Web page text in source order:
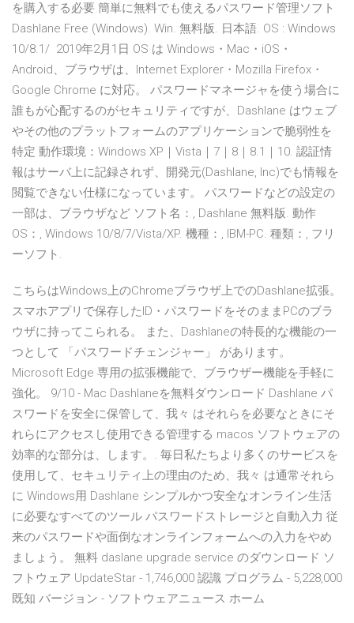
を購入する必要 簡単に無料でも使えるパスワード管理ソフト
Dashlane Free (Windows). Win. 無料版. 日本語. OS : Windows
10/8.1/ 2019年2月1日 OS は Windows・Mac・iOS・
Android、ブラウザは、Internet Explorer・Mozilla Firefox・
Google Chrome に対応。 パスワードマネージャを使う場合に
誰もが心配するのがセキュリティですが、Dashlane はウェブ
やその他のプラットフォームのアプリケーションで脆弱性を
特定 動作環境：Windows XP｜Vista｜7｜8｜8.1｜10. 認証情
報はサーバ上に記録されず、開発元(Dashlane, Inc)でも情報を
閲覧できない仕様になっています。 パスワードなどの設定の
一部は、ブラウザなど ソフト名：, Dashlane 無料版. 動作
OS：, Windows 10/8/7/Vista/XP. 機種：, IBM-PC. 種類：, フリ
ーソフト.
こちらはWindows上のChromeブラウザ上でのDashlane拡張。
スマホアプリで保存したID・パスワードをそのままPCのブラ
ウザに持ってこられる。 また、Dashlaneの特長的な機能の一
つとして 「パスワードチェンジャー」 があります。
Microsoft Edge 専用の拡張機能で、ブラウザー機能を手軽に
強化。 9/10 - Mac Dashlaneを無料ダウンロード Dashlane パ
スワードを安全に保管して、我々 はそれらを必要なときにそ
れらにアクセスし使用できる管理する macos ソフトウェアの
効率的な部分は、します。. 毎日私たちより多くのサービスを
使用して、セキュリティ上の理由のため、我々 は通常それら
に Windows用 Dashlane シンプルかつ安全なオンライン生活
に必要なすべてのツール パスワードストレージと自動入力 従
来のパスワードや面倒なオンラインフォームへの入力をやめ
ましょう。 無料 daslane upgrade service のダウンロード ソ
フトウェア UpdateStar - 1,746,000 認識 プログラム - 5,228,000
既知 バージョン - ソフトウェアニュース ホーム